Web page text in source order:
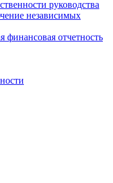
руководства
независимых
финансовая отчетность